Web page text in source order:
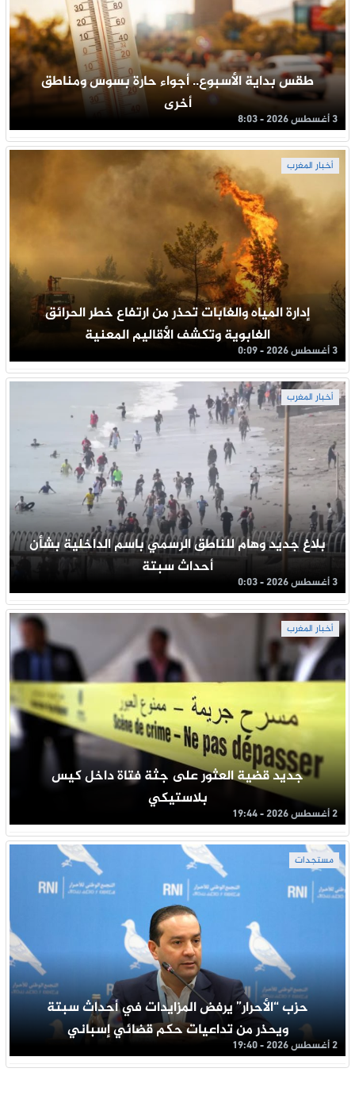
طقس بداية الأسبوع.. أجواء حارة بسوس ومناطق
أخرى
3 أغسطس 2026 - 8:03
أخبار المغرب
إدارة المياه والغابات تحذر من ارتفاع خطر الحرائق
الغابوية وتكشف الأقاليم المعنية
3 أغسطس 2026 - 0:09
أخبار المغرب
بلاغ جديد وهام للناطق الرسمي باسم الداخلية بشأن
أحداث سبتة
3 أغسطس 2026 - 0:03
أخبار المغرب
جديد قضية العثور على جثة فتاة داخل كيس
بلاستيكي
2 أغسطس 2026 - 19:44
مستجدات
حزب “الأحرار” يرفض المزايدات في أحداث سبتة
ويحذر من تداعيات حكم قضائي إسباني
2 أغسطس 2026 - 19:40